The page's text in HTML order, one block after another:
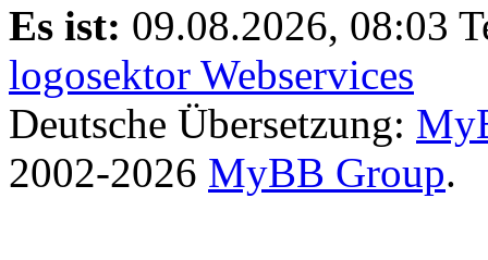
Es ist: 09.08.2026, 08:03
logosektor Webservices
Deutsche Übersetzung:
2002-2026 MyBB Group.